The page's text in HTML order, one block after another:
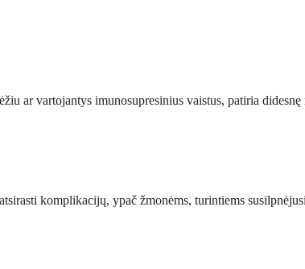
ar vartojantys imunosupresinius vaistus, patiria
komplikacijų, ypač žmonėms, turintiems